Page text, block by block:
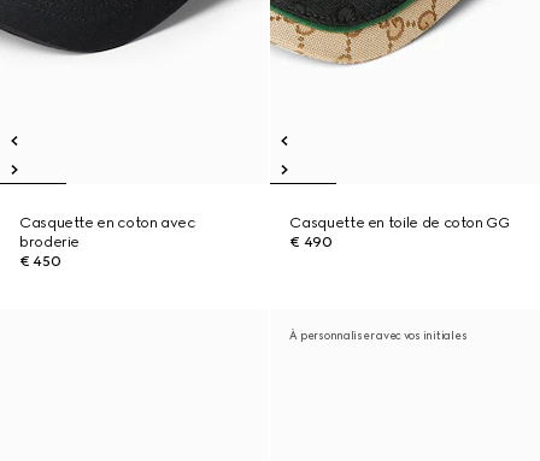
Casquette en coton avec
broderie
€ 450
Casquette en toile de coton GG
€ 490
À personnaliser avec vos initiales